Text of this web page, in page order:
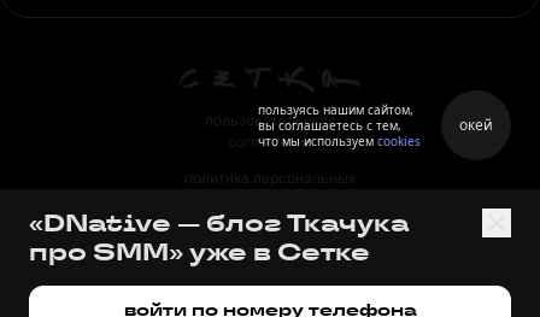
пользовательское
соглашение
политика персональных
правила
правила применения
«DNative — блог Ткачука
про SMM» уже в Сетке
войти по номеру телефона
пользуясь нашим сайтом,
вы соглашаетесь с тем,
что мы используем cookies
окей